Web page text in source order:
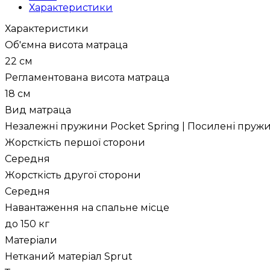
Характеристики
Характеристики
Об'ємна висота матраца
22 см
Регламентована висота матраца
18 см
Вид матраца
Незалежні пружини Pocket Spring | Посилені
Жорсткість першої сторони
Середня
Жорсткість другої сторони
Середня
Навантаження на спальне місце
до 150 кг
Матеріали
Нетканий матеріал Sprut